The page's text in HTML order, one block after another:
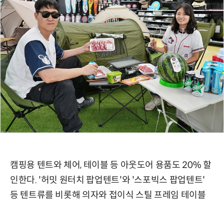
캠핑용 텐트와 체어, 테이블 등 아웃도어 용품도 20% 할
인한다. '허밋 원터치 팝업텐트'와 '스포빅스 팝업텐트'
등 텐트류를 비롯해 의자와 접이식 스틸 프레임 테이블